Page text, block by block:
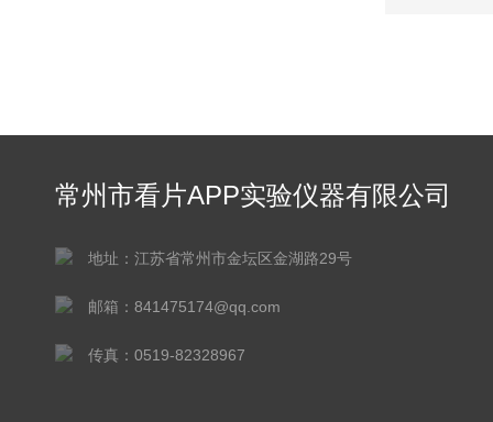
常州市看片APP实验仪器有限公司
地址：江苏省常州市金坛区金湖路29号
邮箱：841475174@qq.com
传真：0519-82328967